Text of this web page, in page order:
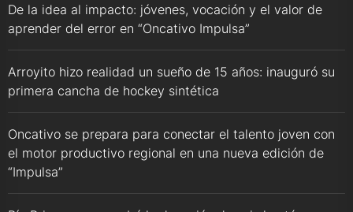
De la idea al impacto: jóvenes, vocación y el valor de
aprender del error en “Oncativo Impulsa”
Arroyito hizo realidad un sueño de 15 años: inauguró su
primera cancha de hockey sintética
Oncativo se prepara para conectar el talento joven con
el motor productivo regional en una nueva edición de
“Impulsa”